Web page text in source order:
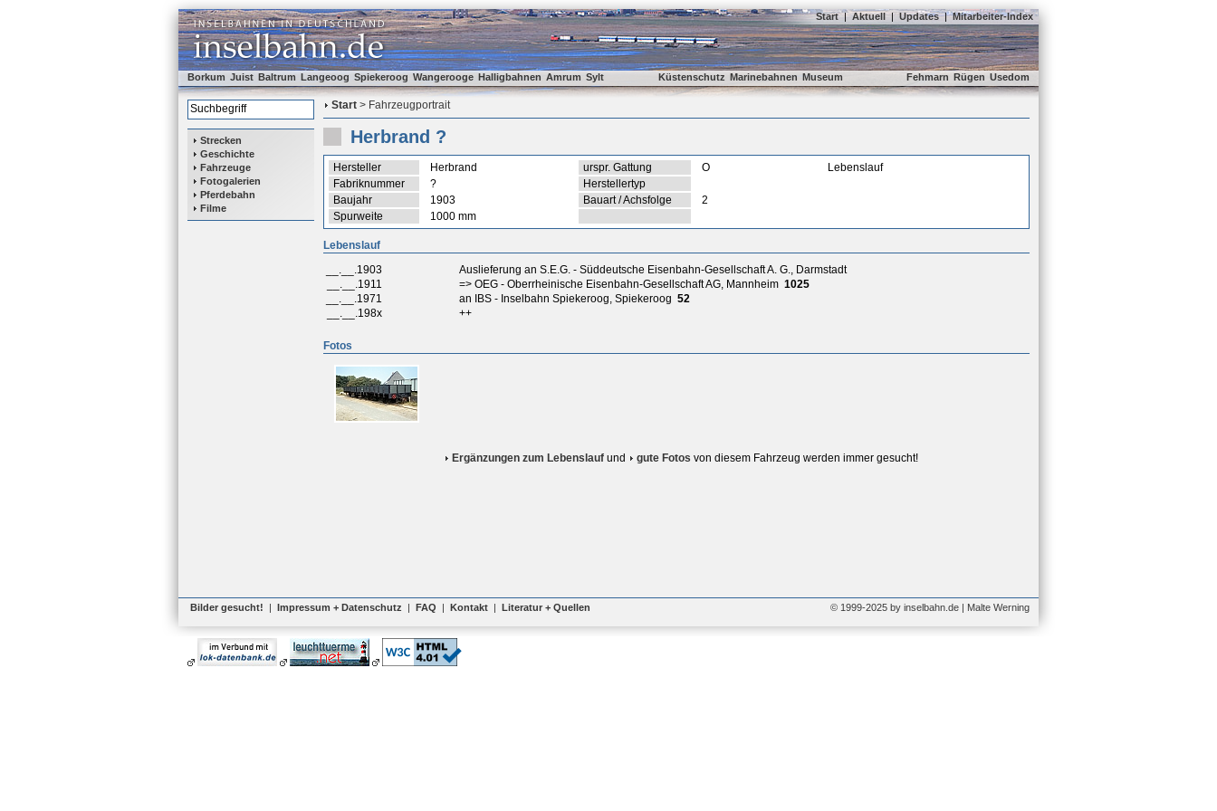
Start | Aktuell | Updates | Mitarbeiter-Index
Borkum Juist Baltrum Langeoog Spiekeroog Wangerooge Halligbahnen Amrum Sylt Küstenschutz Marinebahnen Museum Fehmarn Rügen Usedom
Strecken
Geschichte
Fahrzeuge
Fotogalerien
Pferdebahn
Filme
Start > Fahrzeugportrait
Herbrand ?
Hersteller Herbrand urspr. Gattung O
Lebenslauf
Fabriknummer
?
Herstellertyp
Baujahr
1903 Bauart / Achsfolge
2
Spurweite
1000 mm
Lebenslauf
__.__.1903
Auslieferung an S.E.G. - Süddeutsche Eisenbahn-Gesellschaft A. G., Darmstadt
__.__.1911
=> OEG - Oberrheinische Eisenbahn-Gesellschaft AG, Mannheim 1025
__.__.1971
an IBS - Inselbahn Spiekeroog, Spiekeroog 52
__.__.198x
++
Fotos
Ergänzungen zum Lebenslauf und gute Fotos von diesem Fahrzeug werden immer gesucht!
Bilder gesucht! | Impressum + Datenschutz | FAQ | Kontakt | Literatur + Quellen © 1999-2025 by inselbahn.de | Malte Werning